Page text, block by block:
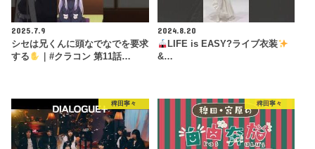
2025.7.9
シセは兄くんに頭なでなでを要求
する
｜#クラコン 第11話…
2024.8.20
LIFE is EASY?ライブ衣装
&…
稗田寧々 稗田寧々